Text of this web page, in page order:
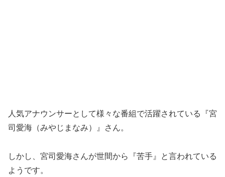
人気アナウンサーとして様々な番組で活躍されている『宮
司愛海（みやじまなみ）』さん。
しかし、宮司愛海さんが世間から『苦手』と言われている
ようです。